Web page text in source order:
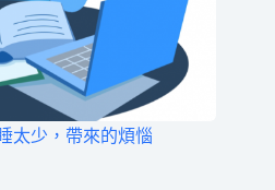
太少，帶來的煩惱